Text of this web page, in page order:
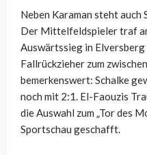
Neben Karaman steht auch
Der Mittelfeldspieler traf
Auswärtssieg in Elversberg
Fallrückzieher zum
bemerkenswert: Schalke
noch mit 2:1. El-Faouzis
die Auswahl zum „Tor des
Sportschau geschafft.